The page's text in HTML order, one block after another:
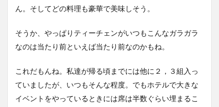
ん。そしてどの料理も豪華で美味しそう。
そうか、やっぱりティーチェンがいつもこんなガラガラ
なのは当たり前といえば当たり前なのかもね。
これだもんね。私達が帰る頃までには他に２，３組入っ
ていましたが、いつもそんな程度。でもホテルで大きな
イベントをやっているときには席は半数ぐらい埋まるこ